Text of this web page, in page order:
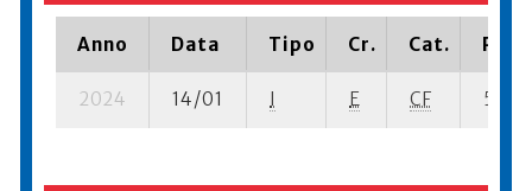
Anno Data Tipo Cr. Cat.
2024 14/01 I E CF 5 se-